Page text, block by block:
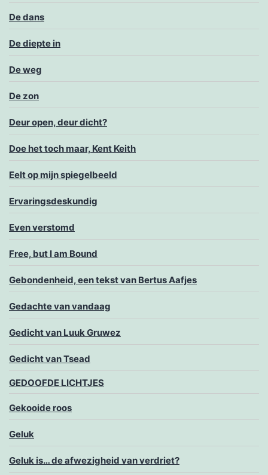
De dans
De diepte in
De weg
De zon
Deur open, deur dicht?
Doe het toch maar, Kent Keith
Eelt op mijn spiegelbeeld
Ervaringsdeskundig
Even verstomd
Free, but I am Bound
Gebondenheid, een tekst van Bertus Aafjes
Gedachte van vandaag
Gedicht van Luuk Gruwez
Gedicht van Tsead
GEDOOFDE LICHTJES
Gekooide roos
Geluk
Geluk is… de afwezigheid van verdriet?